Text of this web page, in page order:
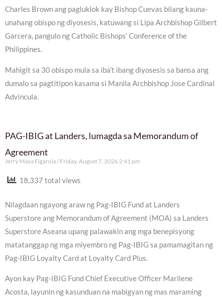
Charles Brown ang pagluklok kay Bishop Cuevas bilang kauna-
unahang obispo ng diyosesis, katuwang si Lipa Archbishop Gilbert
Garcera, pangulo ng Catholic Bishops’ Conference of the
Philippines.
Mahigit sa 30 obispo mula sa iba’t ibang diyosesis sa bansa ang
dumalo sa pagtitipon kasama si Manila Archbishop Jose Cardinal
Advincula.
PAG-IBIG at Landers, lumagda sa Memorandum of
Agreement
Jerry Maya Figarola Friday, August 7, 2026 2:41 pm
18,337 total views
Nilagdaan ngayong araw ng Pag-IBIG Fund at Landers
Superstore ang Memorandum of Agreement (MOA) sa Landers
Superstore Aseana upang palawakin ang mga benepisyong
matatanggap ng mga miyembro ng Pag-IBIG sa pamamagitan ng
Pag-IBIG Loyalty Card at Loyalty Card Plus.
Ayon kay Pag-IBIG Fund Chief Executive Officer Marilene
Acosta, layunin ng kasunduan na mabigyan ng mas maraming